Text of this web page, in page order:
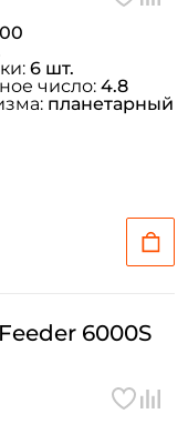
6 шт.
число: 4.8
планетарный
6000S